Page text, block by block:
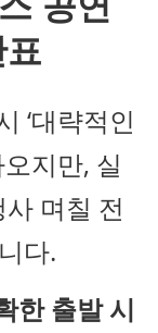
‘대략적인
지만, 실
며칠 전
다.
한 출발 시